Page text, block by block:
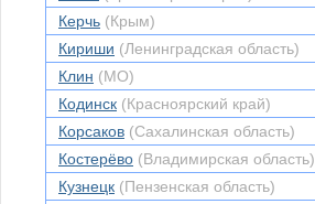
Керчь (Крым)
Кириши (Ленинградская область)
Клин (МО)
Кодинск (Красноярский край)
Корсаков (Сахалинская область)
Костерёво (Владимирская область)
Кузнецк (Пензенская область)